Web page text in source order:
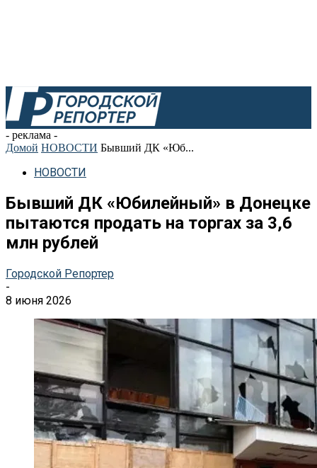
- реклама -
Домой НОВОСТИ Бывший ДК «Юб...
НОВОСТИ
Бывший ДК «Юбилейный» в Донецке
пытаются продать на торгах за 3,6
млн рублей
Городской Репортер
-
8 июня 2026